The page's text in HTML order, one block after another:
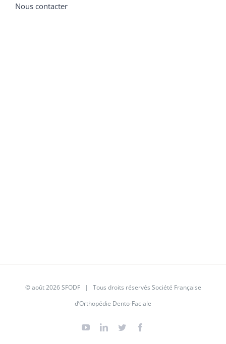
Nous contacter
© août 2026SFODF| Tous droits réservés Société Française
d’Orthopédie Dento-Faciale
YouTubeLinkedinTwitter